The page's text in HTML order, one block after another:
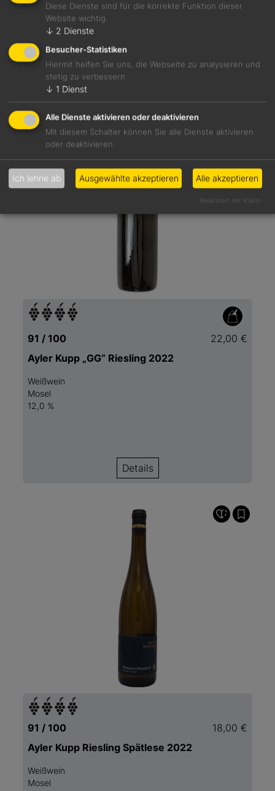
9,0 %
Details
91 / 100
22,00 €
Ayler Kupp „GG“ Riesling 2022
Weißwein
Mosel
12,0 %
Details
91 / 100
18,00 €
Ayler Kupp Riesling Spätlese 2022
Weißwein
Mosel
Diese Dienste sind für die korrekte Funktion dieser
Website wichtig.
↓ 2 Dienste
Besucher-Statistiken
Hiermit helfen Sie uns, die Webseite zu analysieren und
stetig zu verbessern
↓ 1 Dienst
Alle Dienste aktivieren oder deaktivieren
Mit diesem Schalter können Sie alle Dienste aktivieren
oder deaktivieren.
Ich lehne ab Ausgewählte akzeptieren Alle akzeptieren
Realisiert mit Klaro!